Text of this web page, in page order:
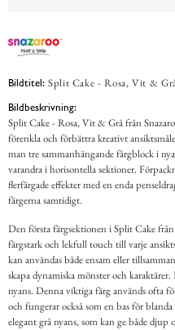
Bildtitel: Split Cake - Rosa, Vit &
Bildbeskrivning:
Split Cake - Rosa, Vit & Grå från
förenkla och förbättra kreativt
man tre sammanhängande färgblock i
varandra i horisontella sektioner.
flerfärgade effekter med en enda
färgerna samtidigt.
Den första färgsektionen i Split Cake från
färgstark och lekfull touch till varje
kan användas både ensam eller
skapa dynamiska mönster och
nyans. Denna viktiga färg används ofta
och fungerar också som en bas för
elegant grå nyans, som kan ge både